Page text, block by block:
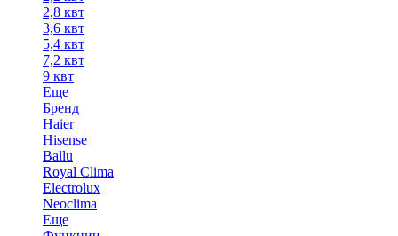
2,8 квт
3,6 квт
5,4 квт
7,2 квт
9 квт
Еще
Бренд
Haier
Hisense
Ballu
Royal Clima
Electrolux
Neoclima
Еще